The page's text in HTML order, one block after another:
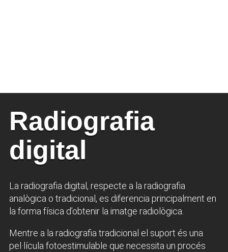
Radiografia
digital
La radiografia digital, respecte a la radiografia
analògica o tradicional, es diferencia principalment en
la forma física d’obtenir la imatge radiològica.
Mentre a la radiografia tradicional el suport és una
pel·lícula fotoestimulable que necessita un procés